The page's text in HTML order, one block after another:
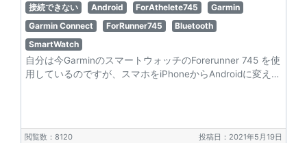
接続できない Android ForAthelete745
Garmin
Garmin Connect
ForRunner745
Bluetooth
SmartWatch
自分は今GarminのスマートウォッチのForerunner 745 を使
用しているのですが、スマホをiPhoneからAndroidに変え…
閲覧数：8120 投稿日：2021年5月19日